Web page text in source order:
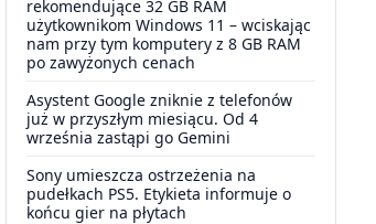
rekomendujące 32 GB RAM
użytkownikom Windows 11 – wciskając
nam przy tym komputery z 8 GB RAM
po zawyżonych cenach
Asystent Google zniknie z telefonów
już w przyszłym miesiącu. Od 4
września zastąpi go Gemini
Sony umieszcza ostrzeżenia na
pudełkach PS5. Etykieta informuje o
końcu gier na płytach